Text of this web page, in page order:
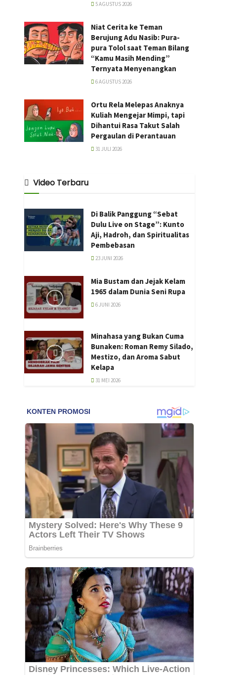
5 AGUSTUS 2026
Niat Cerita ke Teman
Berujung Adu Nasib: Pura-
pura Tolol saat Teman Bilang
“Kamu Masih Mending”
Ternyata Menyenangkan
6 AGUSTUS 2026
Ortu Rela Melepas Anaknya
Kuliah Mengejar Mimpi, tapi
Dihantui Rasa Takut Salah
Pergaulan di Perantauan
31 JULI 2026
Video Terbaru
Di Balik Panggung “Sebat
Dulu Live on Stage”: Kunto
Aji, Hadroh, dan Spiritualitas
Pembebasan
23 JUNI 2026
Mia Bustam dan Jejak Kelam
1965 dalam Dunia Seni Rupa
6 JUNI 2026
Minahasa yang Bukan Cuma
Bunaken: Roman Remy Silado,
Mestizo, dan Aroma Sabut
Kelapa
31 MEI 2026